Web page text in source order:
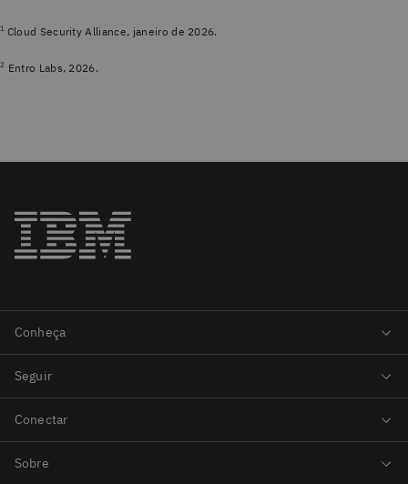
1 Cloud Security Alliance, janeiro de 2026.
2 Entro Labs, 2026.